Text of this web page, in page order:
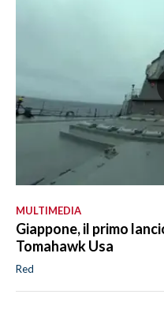
MULTIMEDIA
Giappone, il primo
Tomahawk Usa
Red